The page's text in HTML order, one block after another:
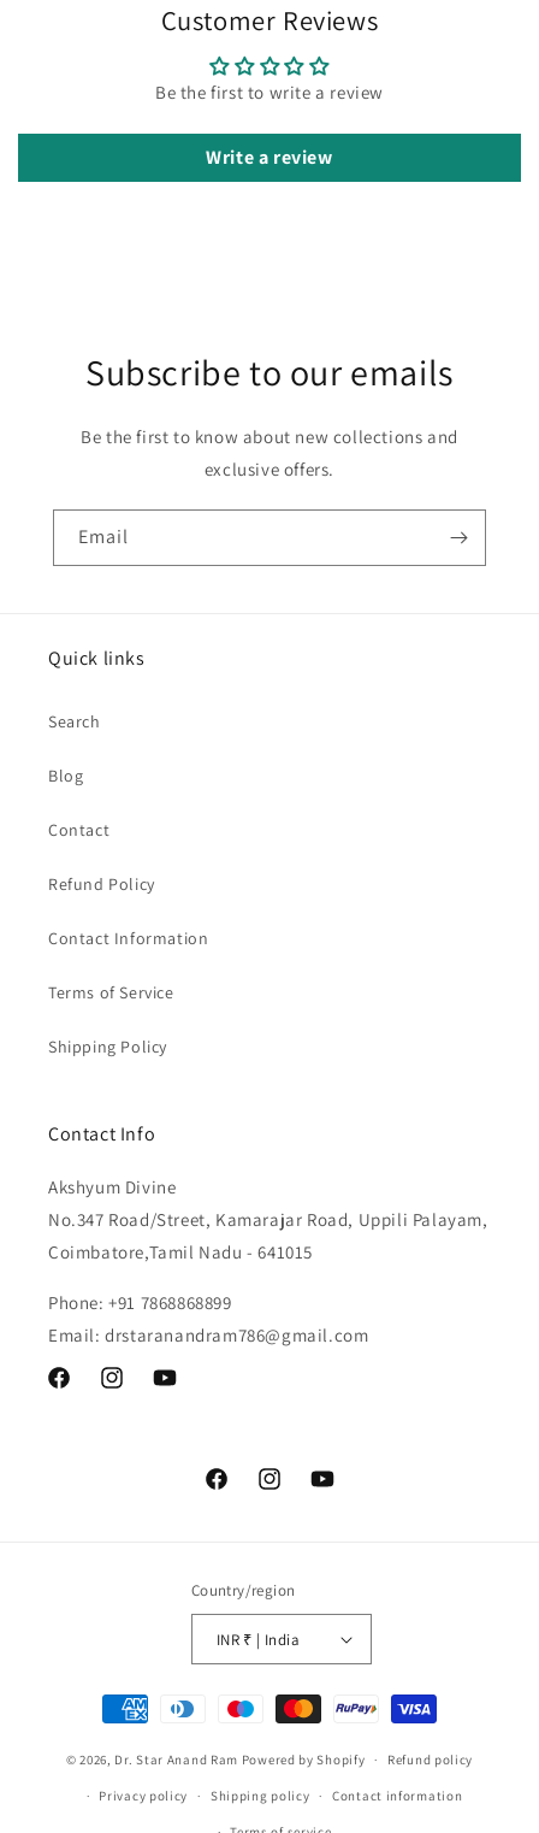
Customer Reviews
Be the first to write a review
Write a review
Subscribe to our emails
Be the first to know about new collections and
exclusive offers.
Email
Quick links
Search
Blog
Contact
Refund Policy
Contact Information
Terms of Service
Shipping Policy
Contact Info
Akshyum Divine
No.347 Road/Street, Kamarajar Road, Uppili Palayam,
Coimbatore,Tamil Nadu - 641015
Phone: +91 7868868899
Email: drstaranandram786@gmail.com
FacebookInstagramYouTube
FacebookInstagramYouTube
Country/region
INR ₹ | India
Payment
methods
© 2026, Dr. Star Anand Ram Powered by Shopify Refund policy
Privacy policy Shipping policy Contact information